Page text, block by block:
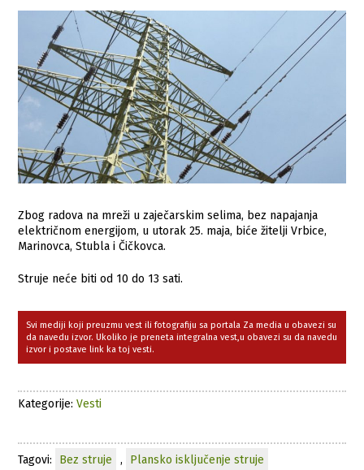
Zbog radova na mreži u zaječarskim selima, bez napajanja
električnom energijom, u utorak 25. maja, biće žitelji Vrbice,
Marinovca, Stubla i Čičkovca.
Struje neće biti od 10 do 13 sati.
Svi mediji koji preuzmu vest ili fotografiju sa portala Za media u obavezi su
da navedu izvor. Ukoliko je preneta integralna vest,u obavezi su da navedu
izvor i postave link ka toj vesti.
Kategorije:Vesti
Tagovi: Bez struje , Plansko isključenje struje